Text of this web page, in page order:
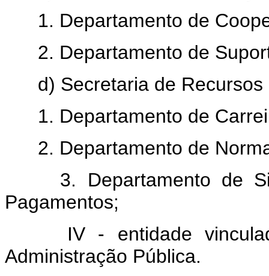
1. Departamento de
2. Departamento de
d) Secretaria de Recursos
1. Departamento de
2. Departamento de
3. Departamento de
Pagamentos;
IV - entidade
Administração Pública.